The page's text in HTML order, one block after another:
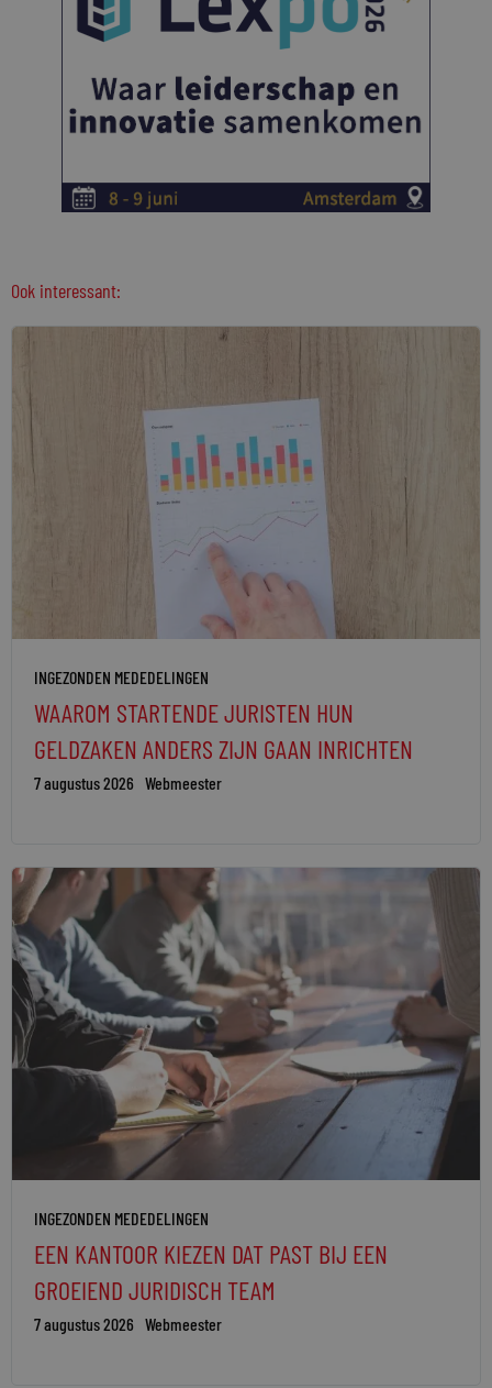
Ook interessant:
INGEZONDEN MEDEDELINGEN
WAAROM STARTENDE JURISTEN HUN
GELDZAKEN ANDERS ZIJN GAAN INRICHTEN
7 augustus 2026 Webmeester
INGEZONDEN MEDEDELINGEN
EEN KANTOOR KIEZEN DAT PAST BIJ EEN
GROEIEND JURIDISCH TEAM
7 augustus 2026 Webmeester